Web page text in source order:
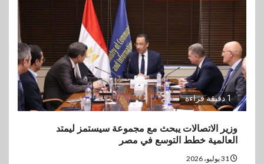
1 دقيقة قراءة
وزير الاتصالات يبحث مع مجموعة سيستمز ليمتد
العالمية خطط التوسع في مصر